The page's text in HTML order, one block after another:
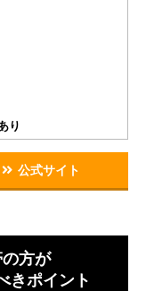
り
公式サイト
方が
きポイント